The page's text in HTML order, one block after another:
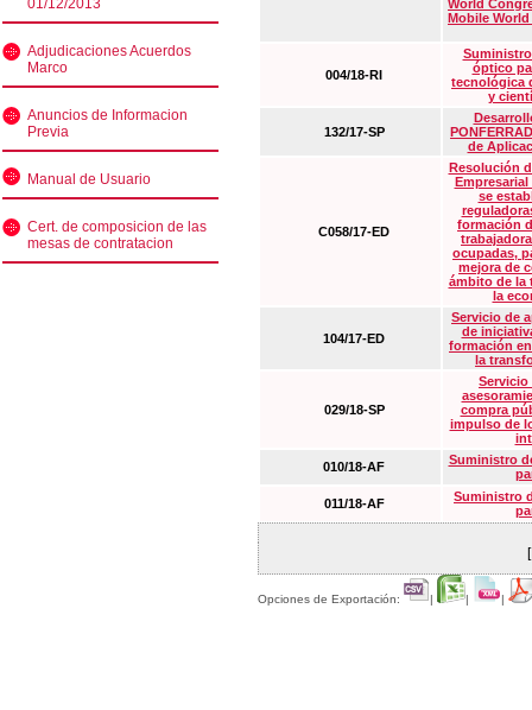
Adjudicaciones Acuerdos
Marco
Anuncios de Informacion
Previa
Manual de Usuario
Cert. de composicion de las
mesas de contratacion
World
Mobile
004/18-RI
óptico
tecnológica
y
132/17-SP
de
C058/17-ED
Resolución
Empresarial
se
formación
ocupadas,
mejora de
ámbito de la
la
104/17-ED
Servicio de
de
formación
la
029/18-SP
Servicio
compra
impulso de
010/18-AF
Suministro
011/18-AF
Suministro
Opciones de Exportación: | | |